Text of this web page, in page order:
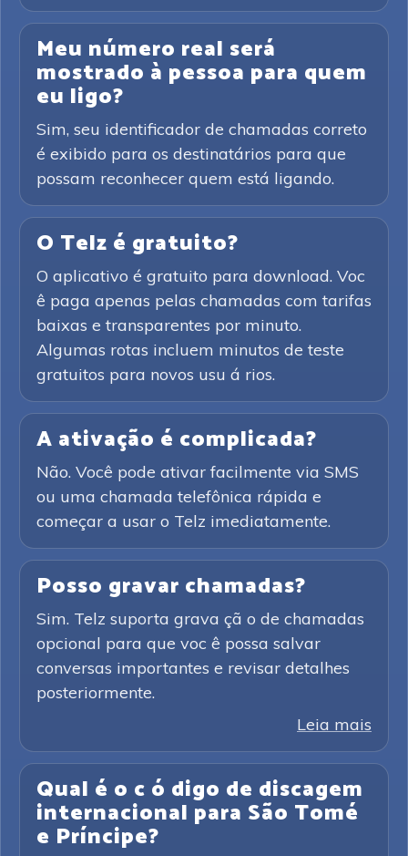
Meu número real será
mostrado à pessoa para quem
eu ligo?
Sim, seu identificador de chamadas correto
é exibido para os destinatários para que
possam reconhecer quem está ligando.
O Telz é gratuito?
O aplicativo é gratuito para download. Voc
ê paga apenas pelas chamadas com tarifas
baixas e transparentes por minuto.
Algumas rotas incluem minutos de teste
gratuitos para novos usu á rios.
A ativação é complicada?
Não. Você pode ativar facilmente via SMS
ou uma chamada telefônica rápida e
começar a usar o Telz imediatamente.
Posso gravar chamadas?
Sim. Telz suporta grava çã o de chamadas
opcional para que voc ê possa salvar
conversas importantes e revisar detalhes
posteriormente.
Leia mais
Qual é o c ó digo de discagem
internacional para São Tomé
e Príncipe?